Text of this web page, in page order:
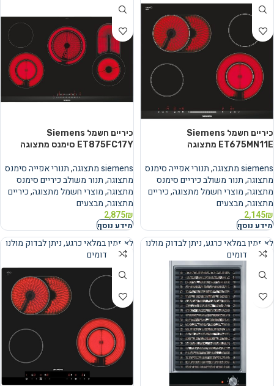
כיריים חשמל Siemens
ET675MN11E מתצוגה
siemens מתצוגה ,תנורי אפייה סימנס
מתצוגה,תנור משולב כיריים סימנס
מתצוגה,מוצרי חשמל מתצוגה,כיריים
מתצוגה,מבצעים
2,145₪
מידע נוסף
כיריים חשמל Siemens
ET875FC17Y סימנס מתצוגה
siemens מתצוגה ,תנורי אפייה סימנס
מתצוגה,תנור משולב כיריים סימנס
מתצוגה,מוצרי חשמל מתצוגה,כיריים
מתצוגה,מבצעים
2,875₪
מידע נוסף
נמכר
לא זמין במלאי כרגע, ניתן לבדוק מולנו
מוצרים דומים
נמכר
לא זמין במלאי כרגע, ניתן לבדוק מולנו
מוצרים דומים